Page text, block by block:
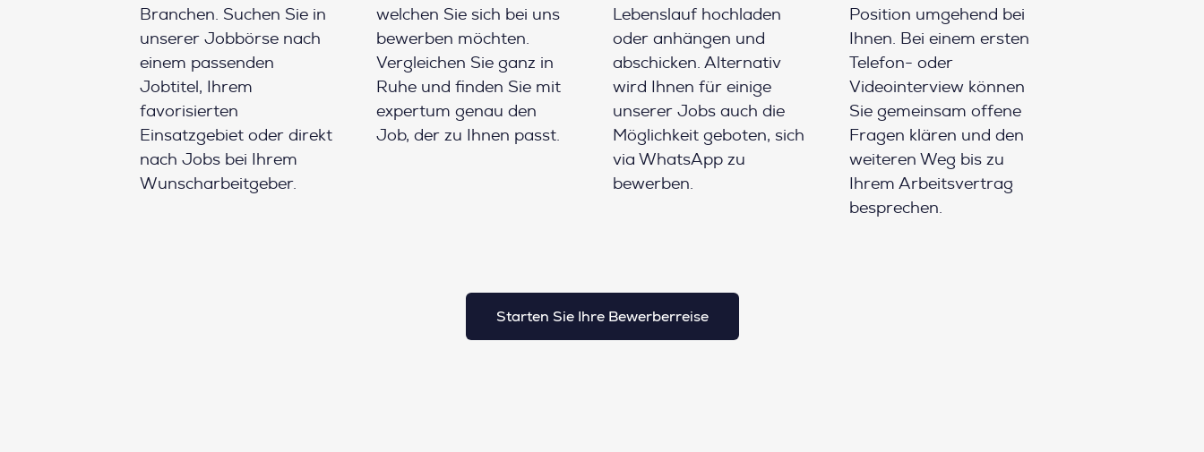
Branchen. Suchen Sie in
unserer Jobbörse nach
einem passenden
Jobtitel, Ihrem
favorisierten
Einsatzgebiet oder direkt
nach Jobs bei Ihrem
Wunscharbeitgeber.
welchen Sie sich bei uns
bewerben möchten.
Vergleichen Sie ganz in
Ruhe und finden Sie mit
expertum genau den
Job, der zu Ihnen passt.
Lebenslauf hochladen
oder anhängen und
abschicken. Alternativ
wird Ihnen für einige
unserer Jobs auch die
Möglichkeit geboten, sich
via WhatsApp zu
bewerben.
Position umgehend bei
Ihnen. Bei einem ersten
Telefon- oder
Videointerview können
Sie gemeinsam offene
Fragen klären und den
weiteren Weg bis zu
Ihrem Arbeitsvertrag
besprechen.
Starten Sie Ihre Bewerberreise